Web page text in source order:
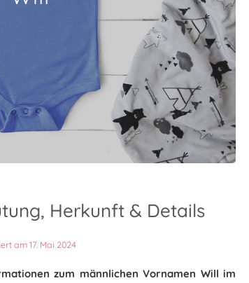
Herkunft & Details
am 17. Mai 2024
zum männlichen Vornamen Will im